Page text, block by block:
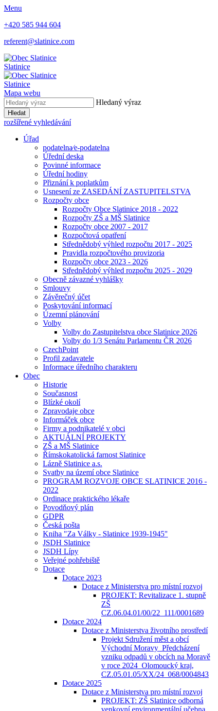
Menu
+420 585 944 604
referent@slatinice.com
Slatinice
Slatinice
Mapa webu
Hledaný výraz
Hledat
rozšířené vyhledávání
Úřad
podatelna⁄e-podatelna
Úřední deska
Povinné informace
Úřední hodiny
Přiznání k poplatkům
Usnesení ze ZASEDÁNÍ ZASTUPITELSTVA
Rozpočty obce
Rozpočty Obce Slatinice 2018 - 2022
Rozpočty ZŠ a MŠ Slatinice
Rozpočty obce 2007 - 2017
Rozpočtová opatření
Střednědobý výhled rozpočtu 2017 - 2025
Pravidla rozpočtového provizoria
Rozpočty obce 2023 - 2026
Střednědobý výhled rozpočtu 2025 - 2029
Obecně závazné vyhlášky
Smlouvy
Závěrečný účet
Poskytování informací
Územní plánování
Volby
Volby do Zastupitelstva obce Slatinice 2026
Volby do 1/3 Senátu Parlamentu ČR 2026
CzechPoint
Profil zadavatele
Informace úředního charakteru
Obec
Historie
Současnost
Blízké okolí
Zpravodaje obce
Informáček obce
Firmy a podnikatelé v obci
AKTUÁLNÍ PROJEKTY
ZŠ a MŠ Slatinice
Římskokatolická farnost Slatinice
Lázně Slatinice a.s.
Svatby na území obce Slatinice
PROGRAM ROZVOJE OBCE SLATINICE 2016 -
2022
Ordinace praktického lékaře
Povodňový plán
GDPR
Česká pošta
Kniha "Za Války - Slatinice 1939-1945"
JSDH Slatinice
JSDH Lípy
Veřejné pohřebiště
Dotace
Dotace 2023
Dotace z Ministerstva pro místní rozvoj
PROJEKT: Revitalizace 1. stupně
ZŠ
CZ.06.04.01/00/22_111/0001689
Dotace 2024
Dotace z Ministerstva životního prostředí
Projekt Sdružení měst a obcí
Východní Moravy_Předcházení
vzniku odpadů v obcích na Moravě
v roce 2024_Olomoucký kraj,
CZ.05.01.05/XX/24_068/0004843
Dotace 2025
Dotace z Ministerstva pro místní rozvoj
PROJEKT: ZŠ Slatinice odborná
venkovní environmentální učebna